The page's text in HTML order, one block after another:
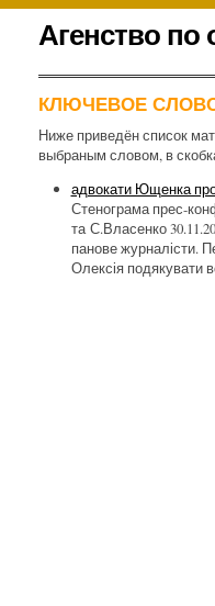
К
содержимому .
Агенство
КЛЮЧЕВОЕ
Ниже приведён список
выбраным словом, в
адвокати Ющенка
Стенограма прес-
та С.Власенко
панове журналісти.
Олексія подякувати